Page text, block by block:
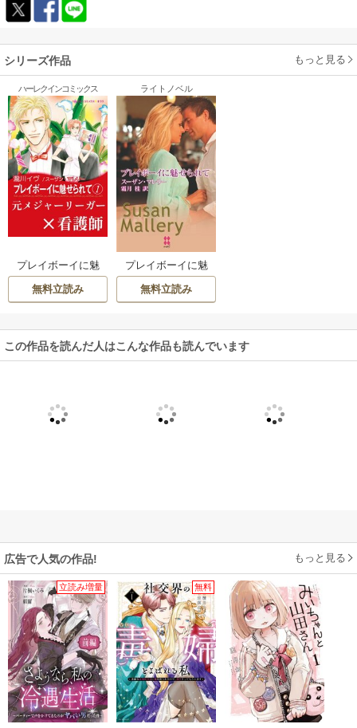
シリーズ作品 もっと見る
ハーレクインコミックス
プレイボーイに魅
せられて (1)
無料立読み
ライトノベル
プレイボーイに魅
せられて
無料立読み
この作品を読んだ人はこんな作品も読んでいます
広告で人気の作品! もっと見る
立読み増量 無料